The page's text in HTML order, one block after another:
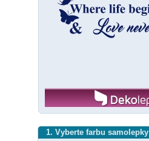
1. Vyberte farbu samolepky